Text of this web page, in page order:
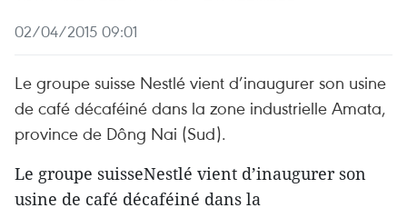
02/04/2015 09:01
Le groupe suisse Nestlé vient d’inaugurer son usine
de café décaféiné dans la zone industrielle Amata,
province de Dông Nai (Sud).
Le groupe suisseNestlé vient d’inaugurer son
usine de café décaféiné dans la